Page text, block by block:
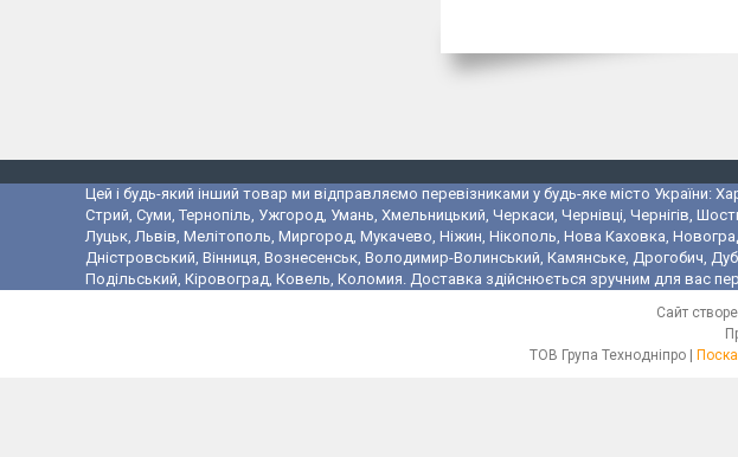
Цей і будь-який інший товар ми відправляємо перевізниками у будь-яке місто України:
Стрий, Суми, Тернопіль, Ужгород, Умань, Хмельницький, Черкаси, Чернівці, Чернігів,
Луцьк, Львів, Мелітополь, Миргород, Мукачево, Ніжин, Нікополь, Нова Каховка,
Дністровський, Вінниця, Вознесенськ, Володимир-Волинський, Камянське, Дрогобич,
Подільський, Кіровоград, Ковель, Коломия. Доставка здійснюється зручним для вас
Сайт
ТОВ Група Технодніпро |